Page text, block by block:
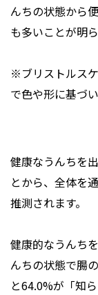
んちの状態から
も多いことが明
※ブリストルス
で色や形に基づ
健康なうんちを
とから、全体を
推測されます。
健康的なうんち
んちの状態で腸
と64.0%が「知